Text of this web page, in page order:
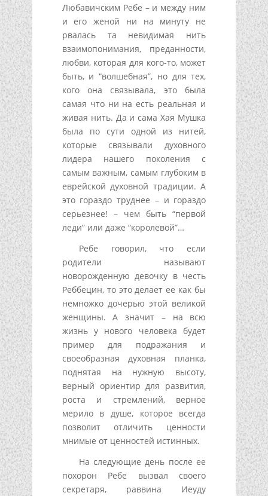
Любавичским Ребе – и между ним
и его женой ни на минуту не
рвалась та невидимая нить
взаимопонимания, преданности,
любви, которая для кого-то, может
быть, и “волшебная”, но для тех,
кого она связывала, это была
самая что ни на есть реальная и
живая нить. Да и сама Хая Мушка
была по сути одной из нитей,
которые связывали духовного
лидера нашего поколения с
самым важным, самым глубоким в
еврейской духовной традиции. А
это гораздо труднее – и гораздо
серьезнее! – чем быть “первой
леди” или даже “королевой”…
Ребе говорил, что если
родители называют
новорожденную девочку в честь
Реббецин, то это делает ее как бы
немножко дочерью этой великой
женщины. А значит – на всю
жизнь у нового человека будет
пример для подражания и
своеобразная духовная планка,
поднятая на нужную высоту,
верный ориентир для развития,
роста и стремлений, верное
мерило в душе, которое всегда
позволит отличить ценности
мнимые от ценностей истинных.
На следующие день после ее
похорон Ребе вызвал своего
секретаря, раввина Иеуду